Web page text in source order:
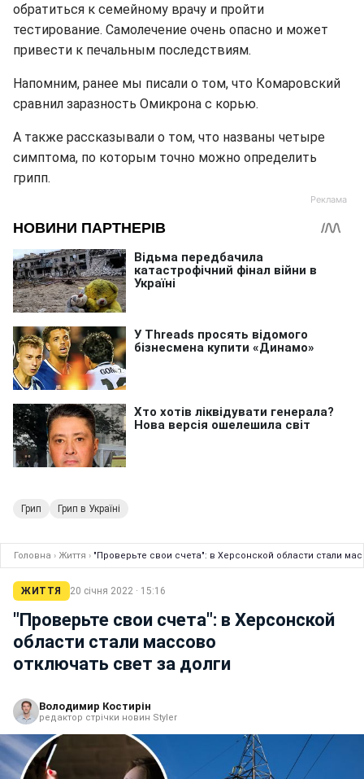
обратиться к семейному врачу и пройти
тестирование. Самолечение очень опасно и может
привести к печальным последствиям.
Напомним, ранее мы писали о том, что Комаровский
сравнил заразность Омикрона с корью.
А также рассказывали о том, что названы четыре
симптома, по которым точно можно определить
грипп.
Грип Грип в Україні
Головна › Життя › "Проверьте свои счета": в Херсонской области стали
ЖИТТЯ 20 січня 2022 · 15:16
"Проверьте свои счета": в Херсонской
области стали массово
отключать свет за долги
Володимир Костирін
редактор стрічки новин Styler